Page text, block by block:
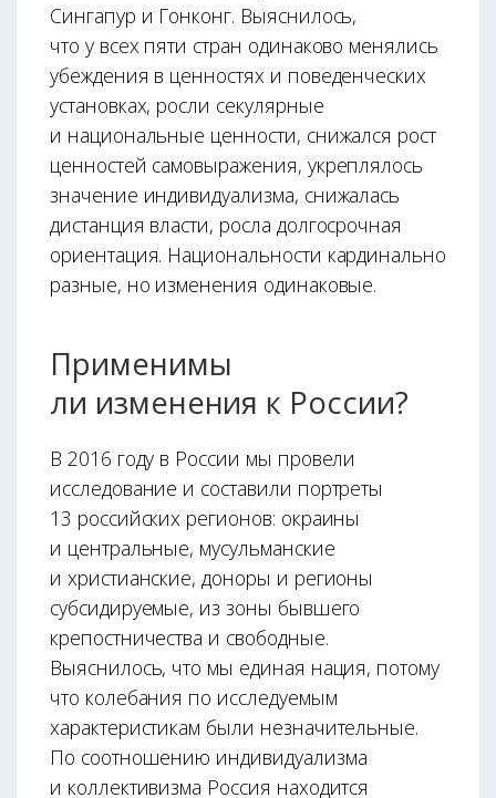
Сингапур и Гонконг. Выяснилось,
что у всех пяти стран одинаково менялись
убеждения в ценностях и поведенческих
установках, росли секулярные
и национальные ценности, снижался рост
ценностей самовыражения, укреплялось
значение индивидуализма, снижалась
дистанция власти, росла долгосрочная
ориентация. Национальности кардинально
разные, но изменения одинаковые.
Применимы
ли изменения к России?
В 2016 году в России мы провели
исследование и составили портреты
13 российских регионов: окраины
и центральные, мусульманские
и христианские, доноры и регионы
субсидируемые, из зоны бывшего
крепостничества и свободные.
Выяснилось, что мы единая нация, потому
что колебания по исследуемым
характеристикам были незначительные.
По соотношению индивидуализма
и коллективизма Россия находится